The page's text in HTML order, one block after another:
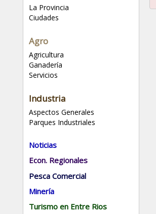
La Provincia
Ciudades
Agro
Agricultura
Ganadería
Servicios
Industria
Aspectos Generales
Parques Industriales
Noticias
Econ. Regionales
Pesca Comercial
Minería
Turismo en Entre Rios